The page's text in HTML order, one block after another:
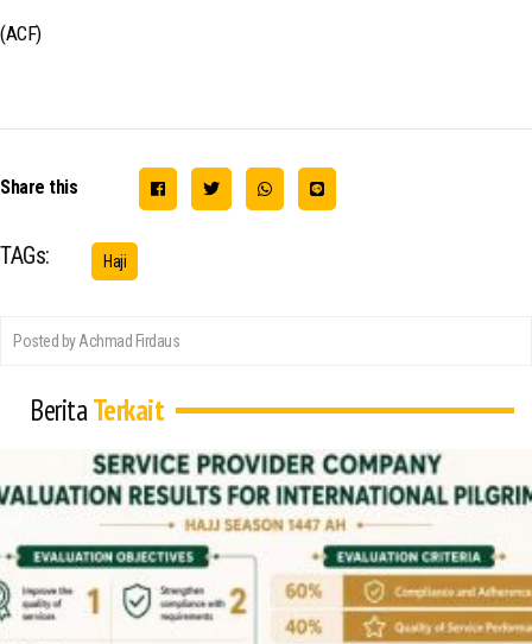
(ACF)
Share this
TAGs: Haji
Posted by Achmad Firdaus
BeritaTerkait